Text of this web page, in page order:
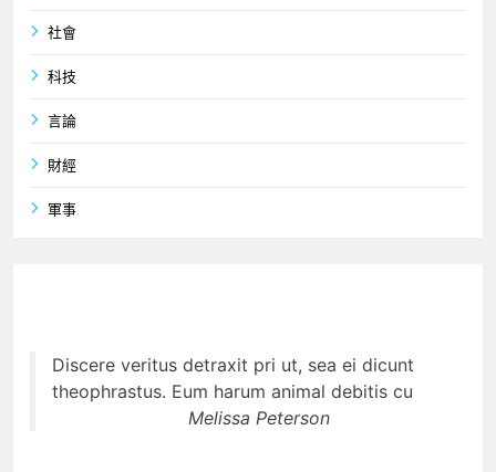
社會
科技
言論
財經
軍事
Discere veritus detraxit pri ut, sea ei dicunt
theophrastus. Eum harum animal debitis cu
Melissa Peterson